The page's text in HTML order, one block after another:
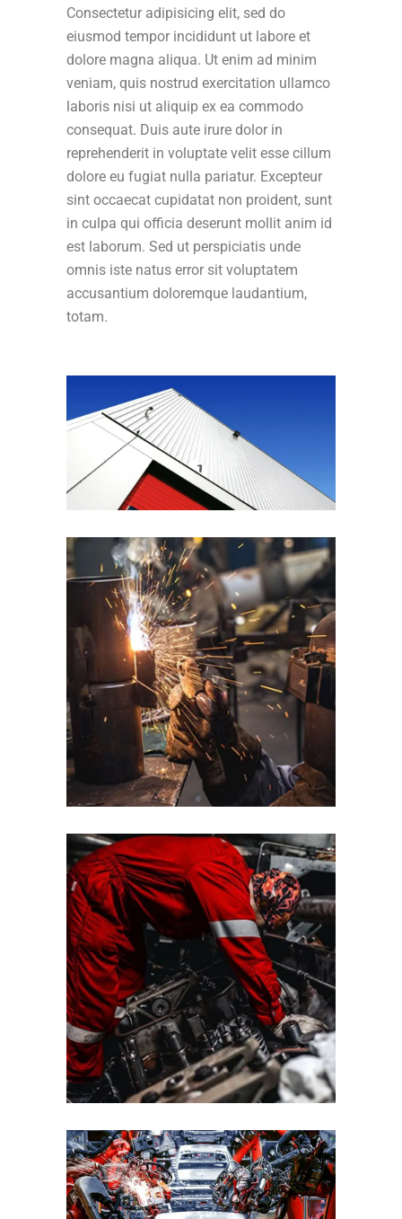
Consectetur adipisicing elit, sed do
eiusmod tempor incididunt ut labore et
dolore magna aliqua. Ut enim ad minim
veniam, quis nostrud exercitation ullamco
laboris nisi ut aliquip ex ea commodo
consequat. Duis aute irure dolor in
reprehenderit in voluptate velit esse cillum
dolore eu fugiat nulla pariatur. Excepteur
sint occaecat cupidatat non proident, sunt
in culpa qui officia deserunt mollit anim id
est laborum. Sed ut perspiciatis unde
omnis iste natus error sit voluptatem
accusantium doloremque laudantium,
totam.